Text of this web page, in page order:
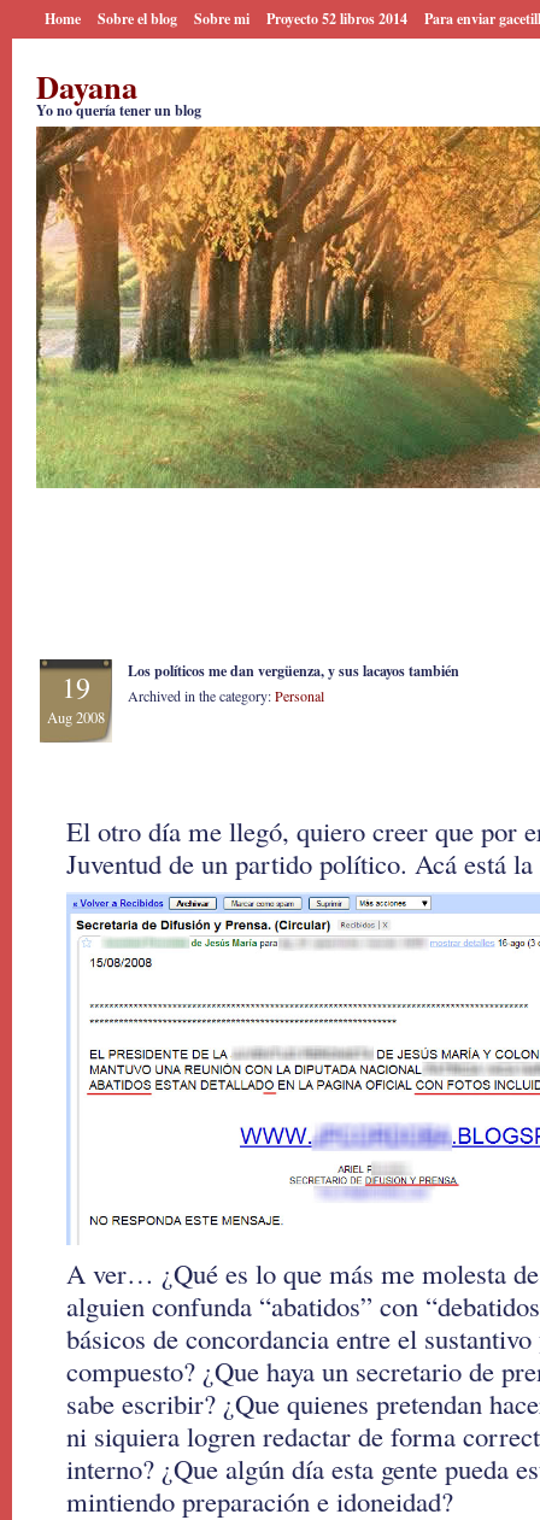
Home Sobre el blog Sobre mi Proyecto 52 libros 2014 Para enviar
Dayana
Yo no quería tener un blog
19
Aug 2008
Los políticos me dan vergüenza, y sus lacayos también
Archived in the category:Personal
El otro día me llegó, quiero creer que por
Juventud de un partido político. Acá está
A ver… ¿Qué es lo que más me molesta
alguien confunda “abatidos” con
básicos de concordancia entre el
compuesto? ¿Que haya un secretario de
sabe escribir? ¿Que quienes pretendan
ni siquiera logren redactar de forma
interno? ¿Que algún día esta gente pueda
mintiendo preparación e idoneidad?